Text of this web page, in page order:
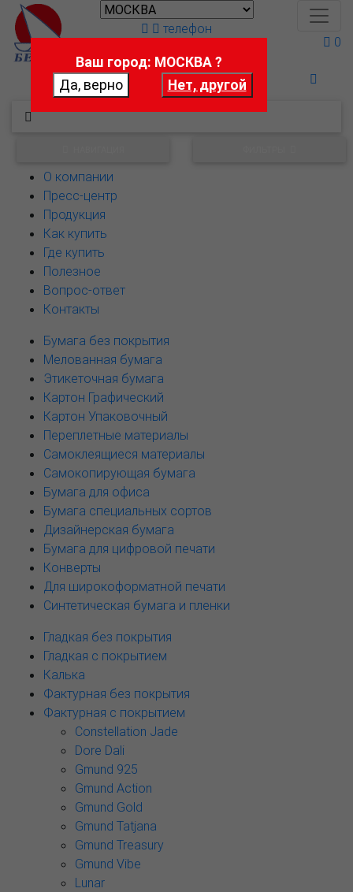
Поможем выбрать
телефон
0
О компании
Пресс-центр
Продукция
Как купить
Где купить
Полезное
Вопрос-ответ
Контакты
Бумага без покрытия
Мелованная бумага
Этикеточная бумага
Картон Графический
Картон Упаковочный
Переплетные материалы
Самоклеящиеся материалы
Самокопирующая бумага
Бумага для офиса
Бумага специальных сортов
Дизайнерская бумага
Бумага для цифровой печати
Конверты
Для широкоформатной печати
Синтетическая бумага и пленки
Гладкая без покрытия
Гладкая с покрытием
Калька
Фактурная без покрытия
Фактурная с покрытием
Constellation Jade
Dore Dali
Gmund 925
Gmund Action
Gmund Gold
Gmund Tatjana
Gmund Treasury
Gmund Vibe
Lunar
Ваш город: МОСКВА ?